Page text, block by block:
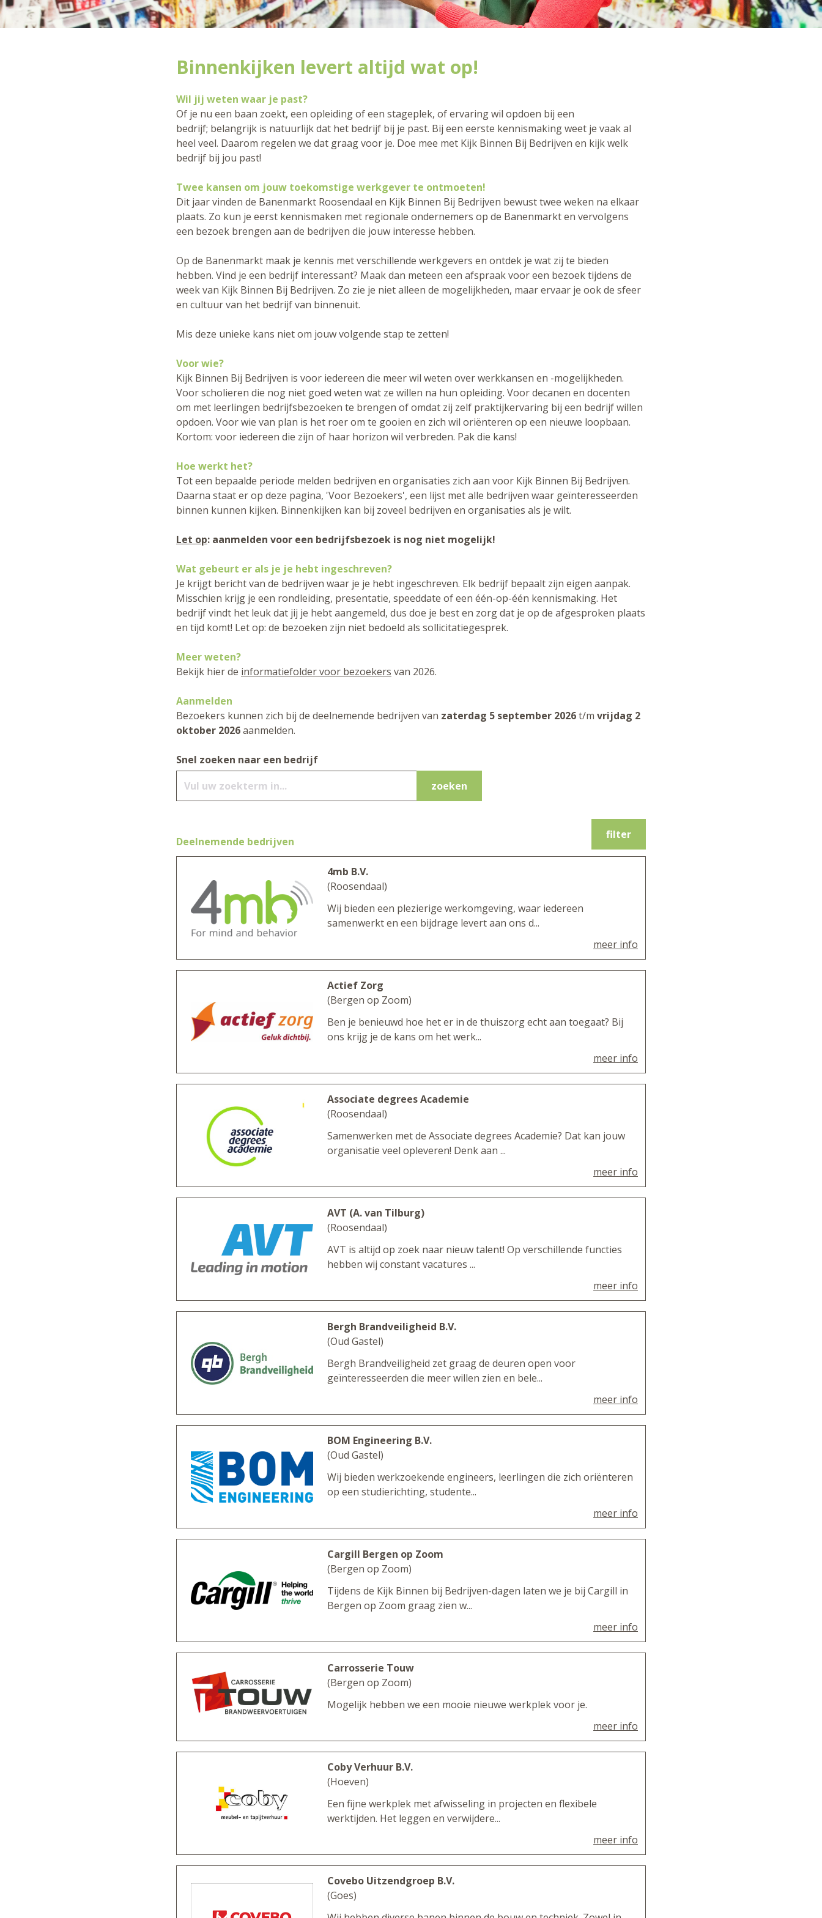
Binnenkijken levert altijd wat op!
Wil jij weten waar je past?
Of je nu een baan zoekt, een opleiding of een stageplek, of ervaring wil opdoen bij een
bedrijf; belangrijk is natuurlijk dat het bedrijf bij je past. Bij een eerste kennismaking weet je vaak al
heel veel. Daarom regelen we dat graag voor je. Doe mee met Kijk Binnen Bij Bedrijven en kijk welk
bedrijf bij jou past!
Twee kansen om jouw toekomstige werkgever te ontmoeten!
Dit jaar vinden de Banenmarkt Roosendaal en Kijk Binnen Bij Bedrijven bewust twee weken na elkaar
plaats. Zo kun je eerst kennismaken met regionale ondernemers op de Banenmarkt en vervolgens
een bezoek brengen aan de bedrijven die jouw interesse hebben.
Op de Banenmarkt maak je kennis met verschillende werkgevers en ontdek je wat zij te bieden
hebben. Vind je een bedrijf interessant? Maak dan meteen een afspraak voor een bezoek tijdens de
week van Kijk Binnen Bij Bedrijven. Zo zie je niet alleen de mogelijkheden, maar ervaar je ook de sfeer
en cultuur van het bedrijf van binnenuit.
Mis deze unieke kans niet om jouw volgende stap te zetten!
Voor wie?
Kijk Binnen Bij Bedrijven is voor iedereen die meer wil weten over werkkansen en -mogelijkheden.
Voor scholieren die nog niet goed weten wat ze willen na hun opleiding. Voor decanen en docenten
om met leerlingen bedrijfsbezoeken te brengen of omdat zij zelf praktijkervaring bij een bedrijf willen
opdoen. Voor wie van plan is het roer om te gooien en zich wil oriënteren op een nieuwe loopbaan.
Kortom: voor iedereen die zijn of haar horizon wil verbreden. Pak die kans!
Hoe werkt het?
Tot een bepaalde periode melden bedrijven en organisaties zich aan voor Kijk Binnen Bij Bedrijven.
Daarna staat er op deze pagina, 'Voor Bezoekers', een lijst met alle bedrijven waar geïnteresseerden
binnen kunnen kijken. Binnenkijken kan bij zoveel bedrijven en organisaties als je wilt.
Let op: aanmelden voor een bedrijfsbezoek is nog niet mogelijk!
Wat gebeurt er als je je hebt ingeschreven?
Je krijgt bericht van de bedrijven waar je je hebt ingeschreven. Elk bedrijf bepaalt zijn eigen aanpak.
Misschien krijg je een rondleiding, presentatie, speeddate of een één-op-één kennismaking. Het
bedrijf vindt het leuk dat jij je hebt aangemeld, dus doe je best en zorg dat je op de afgesproken plaats
en tijd komt! Let op: de bezoeken zijn niet bedoeld als sollicitatiegesprek.
Meer weten?
Bekijk hier de informatiefolder voor bezoekers van 2026.
Aanmelden
Bezoekers kunnen zich bij de deelnemende bedrijven van zaterdag 5 september 2026t/m vrijdag 2
oktober 2026aanmelden.
Snel zoeken naar een bedrijf
Deelnemende bedrijven
filter
4mb B.V.
(Roosendaal)
Wij bieden een plezierige werkomgeving, waar iedereen
samenwerkt en een bijdrage levert aan ons d...
meer info
Actief Zorg
(Bergen op Zoom)
Ben je benieuwd hoe het er in de thuiszorg echt aan toegaat? Bij
ons krijg je de kans om het werk...
meer info
Associate degrees Academie
(Roosendaal)
Samenwerken met de Associate degrees Academie? Dat kan jouw
organisatie veel opleveren! Denk aan ...
meer info
AVT (A. van Tilburg)
(Roosendaal)
AVT is altijd op zoek naar nieuw talent! Op verschillende functies
hebben wij constant vacatures ...
meer info
Bergh Brandveiligheid B.V.
(Oud Gastel)
Bergh Brandveiligheid zet graag de deuren open voor
geïnteresseerden die meer willen zien en bele...
meer info
BOM Engineering B.V.
(Oud Gastel)
Wij bieden werkzoekende engineers, leerlingen die zich oriënteren
op een studierichting, studente...
meer info
Cargill Bergen op Zoom
(Bergen op Zoom)
Tijdens de Kijk Binnen bij Bedrijven-dagen laten we je bij Cargill in
Bergen op Zoom graag zien w...
meer info
Carrosserie Touw
(Bergen op Zoom)
Mogelijk hebben we een mooie nieuwe werkplek voor je.
meer info
Coby Verhuur B.V.
(Hoeven)
Een fijne werkplek met afwisseling in projecten en flexibele
werktijden. Het leggen en verwijdere...
meer info
Covebo Uitzendgroep B.V.
(Goes)